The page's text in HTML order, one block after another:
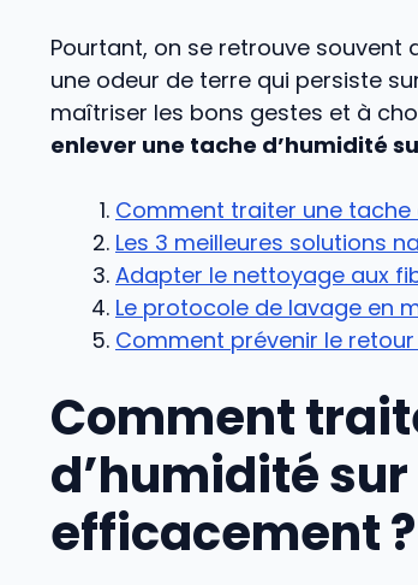
Pourtant, on se retrouve
une odeur de terre qui persiste
maîtriser les bons gestes et à
enlever une tache d’humidité
Comment traiter une tache
Les 3 meilleures solutions
Adapter le nettoyage aux
Le protocole de lavage en
Comment prévenir le
Comment
d’humidité
efficacement ?